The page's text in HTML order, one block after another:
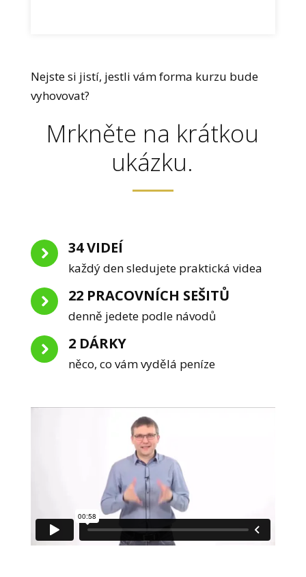
Nejste si jistí, jestli vám forma kurzu bude
vyhovovat?
Mrkněte na krátkou
ukázku.
34 VIDEÍ
každý den sledujete praktická videa
22 PRACOVNÍCH SEŠITŮ
denně jedete podle návodů
2 DÁRKY
něco, co vám vydělá peníze